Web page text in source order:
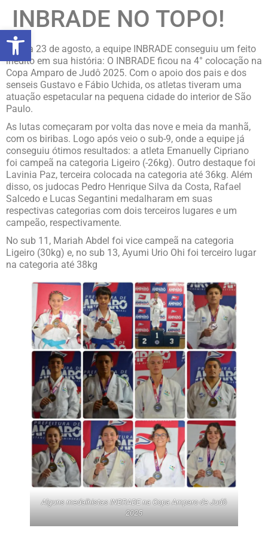
abrir a barra de ferramentas
INBRADE NO TOPO!
No dia 23 de agosto, a equipe INBRADE conseguiu um feito
inédito em sua história: O INBRADE ficou na 4° colocação na
Copa Amparo de Judô 2025. Com o apoio dos pais e dos
senseis Gustavo e Fábio Uchida, os atletas tiveram uma
atuação espetacular na pequena cidade do interior de São
Paulo.
As lutas começaram por volta das nove e meia da manhã,
com os biribas. Logo após veio o sub-9, onde a equipe já
conseguiu ótimos resultados: a atleta Emanuelly Cipriano
foi campeã na categoria Ligeiro (-26kg). Outro destaque foi
Lavinia Paz, terceira colocada na categoria até 36kg. Além
disso, os judocas Pedro Henrique Silva da Costa, Rafael
Salcedo e Lucas Segantini medalharam em suas
respectivas categorias com dois terceiros lugares e um
campeão, respectivamente.
No sub 11, Mariah Abdel foi vice campeã na categoria
Ligeiro (30kg) e, no sub 13, Ayumi Urio Ohi foi terceiro lugar
na categoria até 38kg
Alguns medalhistas INBRADE na Copa Amparo de Judô
2025